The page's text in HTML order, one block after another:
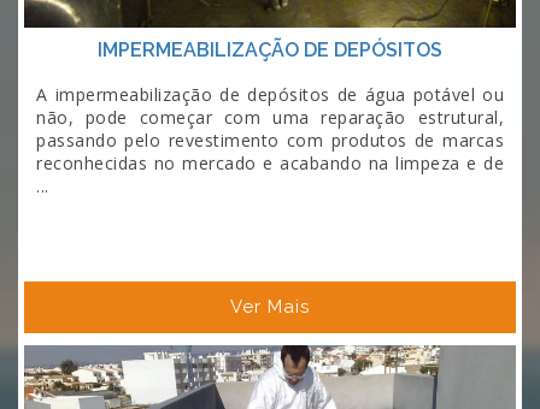
IMPERMEABILIZAÇÃO DE DEPÓSITOS
A impermeabilização de depósitos de água potável ou
não, pode começar com uma reparação estrutural,
passando pelo revestimento com produtos de marcas
reconhecidas no mercado e acabando na limpeza e de
...
Ver Mais